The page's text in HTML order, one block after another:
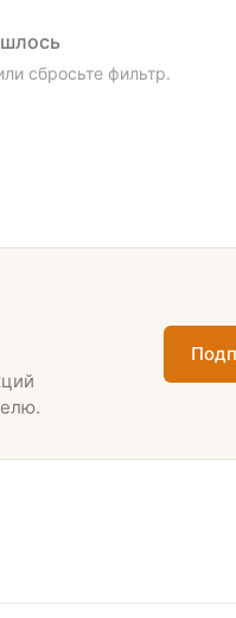
сбросьте фильтр.